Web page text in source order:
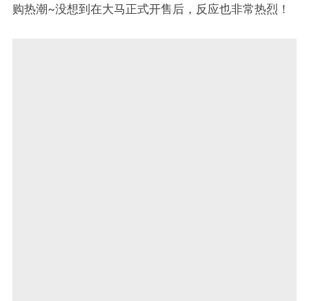
购热潮~没想到在大马正式开售后，反应也非常热烈！